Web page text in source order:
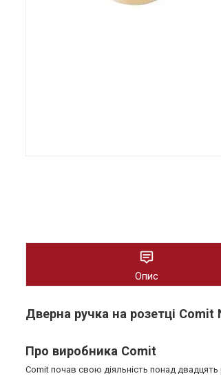
Опис
Дверна ручка на розетці
Про виробника Comit
Comit почав свою діяльність понад